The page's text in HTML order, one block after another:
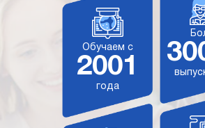
Обучаем с
2001
года